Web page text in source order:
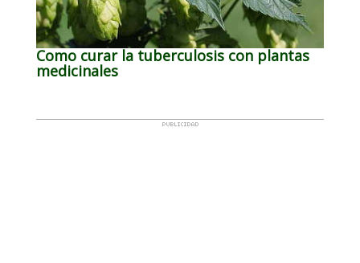
Como curar la tuberculosis con plantas
medicinales